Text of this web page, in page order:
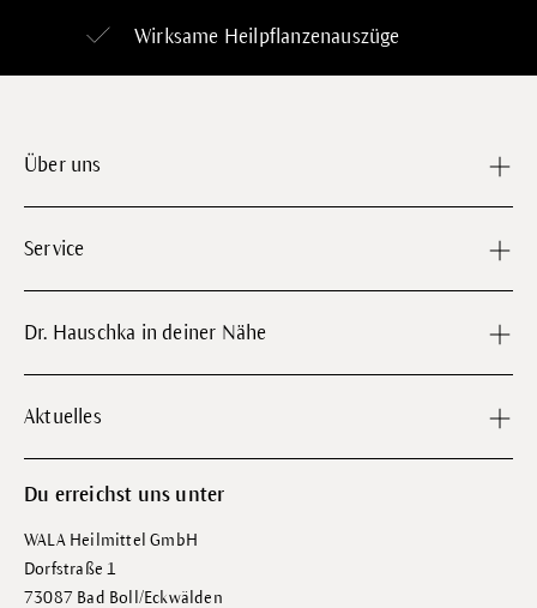
Wirksame Heilpflanzenauszüge
Über uns
Service
Dr. Hauschka in deiner Nähe
Aktuelles
Du erreichst uns unter
WALA Heilmittel GmbH
Dorfstraße 1
73087 Bad Boll/Eckwälden